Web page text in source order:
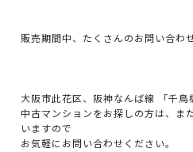
販売期間中、たくさんのお問い合わ
大阪市此花区、阪神なんば線 「千鳥
中古マンションをお探しの方は、ま
いますので
お気軽にお問い合わせください。